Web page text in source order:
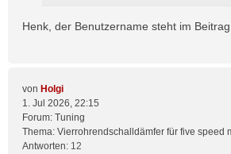
Henk, der Benutzername steht im
von Holgi
1. Jul 2026, 22:15
Forum: Tuning
Thema: Vierrohrendschalldämfer für five speed
Antworten: 12